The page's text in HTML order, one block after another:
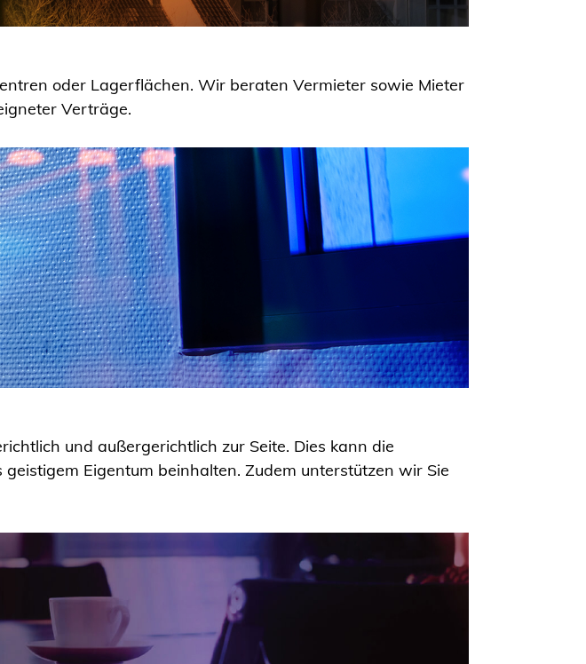
oder Lagerflächen. Wir beraten Vermieter sowie Mieter
Verträge.
und außergerichtlich zur Seite. Dies kann die
Eigentum beinhalten. Zudem unterstützen wir Sie